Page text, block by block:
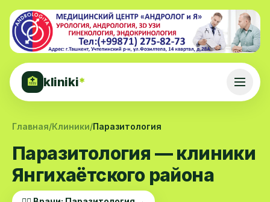
🏥 kliniki*
Главная/Клиники/Паразитология
Паразитология — клиники
Янгихаётского района